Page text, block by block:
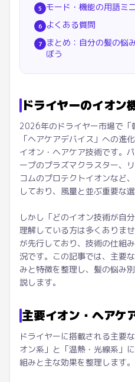
5 モード・機能の用語ミ
6 よくある質問
7
まとめ：自分の髪の悩
ぼう
ドライヤーのイオン
2026年のドライヤー市場で「
「ヘアケアデバイス」への進
イオン・ヘアケア技術です。
ープのプラズマクラスター、
コムのプロテクトイオンなど
しており、風量と並ぶ重要な
しかし「どのイオン技術が自
理解している方は多くありま
が先行しており、技術の仕組
況です。この記事では、主要
みと特徴を整理し、髪の悩み
説します。
主要イオン・ヘアケ
ドライヤーに搭載される主要
オン系」と「温熱・光線系」
組みと主な効果を整理します。